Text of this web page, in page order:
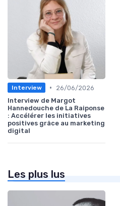
Interview •
26/06/2026
Interview de Margot
Hannedouche de La Raiponse
: Accélérer les initiatives
positives grâce au marketing
digital
Les plus lus